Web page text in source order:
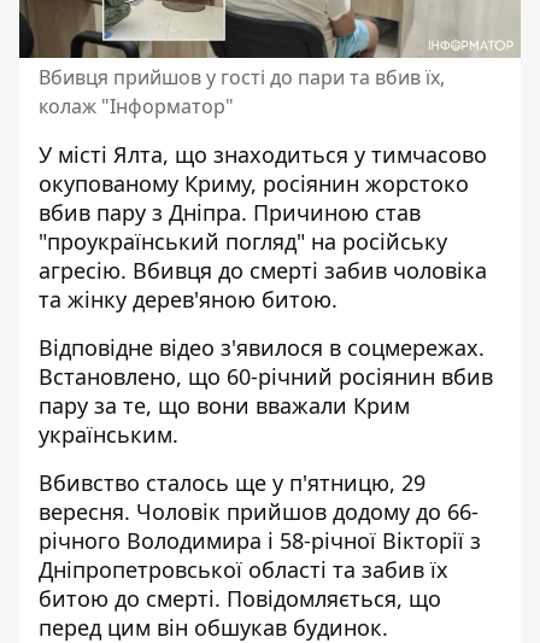
Вбивця прийшов у гості до пари та вбив їх,
колаж "Інформатор"
У місті Ялта, що знаходиться у тимчасово
окупованому Криму, росіянин жорстоко
вбив пару з Дніпра. Причиною став
"проукраїнський погляд" на російську
агресію. Вбивця до смерті забив чоловіка
та жінку дерев'яною битою.
Відповідне відео з'явилося в соцмережах.
Встановлено, що 60-річний росіянин вбив
пару за те, що вони вважали Крим
українським.
Вбивство сталось ще у п'ятницю, 29
вересня. Чоловік прийшов додому до 66-
річного Володимира і 58-річної Вікторії з
Дніпропетровської області та забив їх
битою до смерті. Повідомляється, що
перед цим він обшукав будинок.